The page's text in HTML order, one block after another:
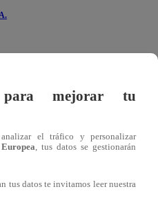
motivo de burla del jurado
que todo estaba mal.
los participantes
para mejorar tu
el tráfico y personalizar
, tus datos se gestionarán
tus datos te invitamos leer nuestra